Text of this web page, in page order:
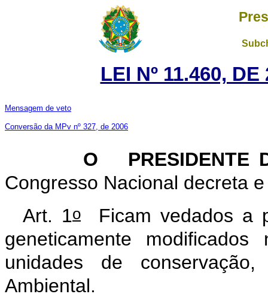
LEI Nº 11.460,
Mensagem de veto
Conversão da MPv nº 327, de 2006
O PRESIDENTE
Congresso Nacional decreta
Art. 1o Ficam vedados a
geneticamente
unidades de
Ambiental.